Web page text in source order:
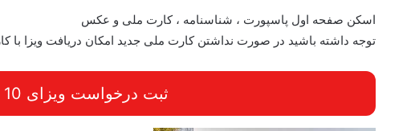
اسکن صفحه اول پاسپورت ، شناسنامه ، کارت ملی و عکس
توجه داشته باشید در صورت نداشتن کارت ملی جدید امکان دریافت ویزا
ثبت درخواست ویزای 10 روزه امارات